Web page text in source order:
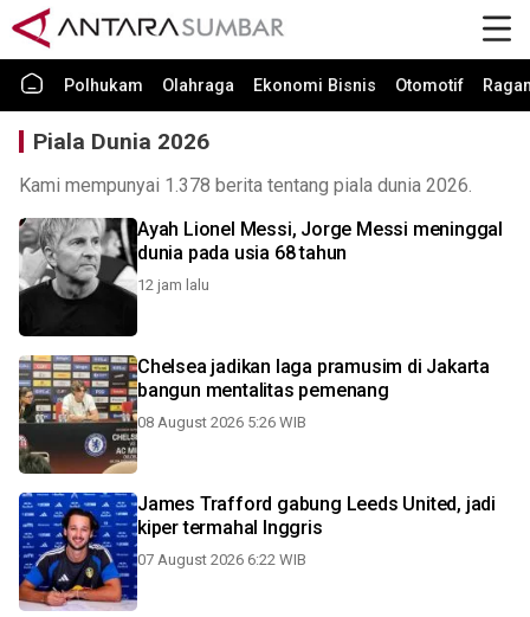
Polhukam Olahraga Ekonomi Bisnis Otomotif
Piala Dunia 2026
Kami mempunyai 1.378 berita tentang piala dunia 2026.
Ayah Lionel Messi, Jorge Messi meninggal
dunia pada usia 68 tahun
12 jam lalu
Chelsea jadikan laga pramusim di Jakarta
bangun mentalitas pemenang
08 August 2026 5:26 WIB
James Trafford gabung Leeds United, jadi
kiper termahal Inggris
07 August 2026 6:22 WIB